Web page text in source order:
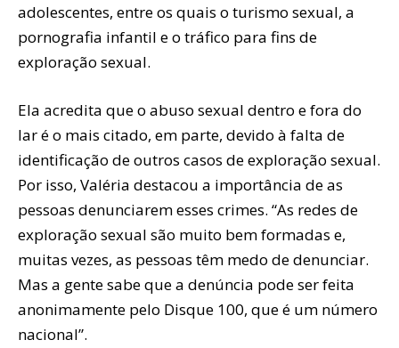
adolescentes, entre os quais o turismo sexual, a
pornografia infantil e o tráfico para fins de
exploração sexual.
Ela acredita que o abuso sexual dentro e fora do
lar é o mais citado, em parte, devido à falta de
identificação de outros casos de exploração sexual.
Por isso, Valéria destacou a importância de as
pessoas denunciarem esses crimes. “As redes de
exploração sexual são muito bem formadas e,
muitas vezes, as pessoas têm medo de denunciar.
Mas a gente sabe que a denúncia pode ser feita
anonimamente pelo Disque 100, que é um número
nacional”.